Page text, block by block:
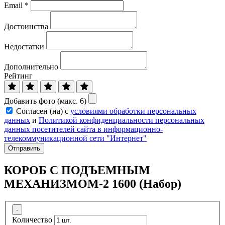
Email *
Достоинства
Недостатки
Дополнительно
Рейтинг
Добавить фото (макс. 6)
Согласен (на) с условиями обработки персональных
данных и Политикой конфиденциальности персональных
данных посетителей сайта в информационно-
телекоммуникационной сети "Интернет"
Отправить
КОРОБ С ПОДЪЕМНЫМ
МЕХАНИЗМОМ-2 1600 (Набор)
-
Количество